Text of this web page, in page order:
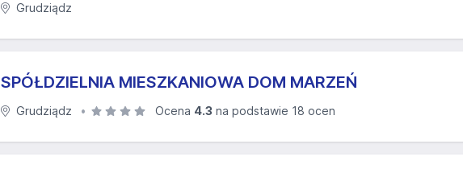
Grudziądz
SPÓŁDZIELNIA MIESZKANIOWA DOM MARZEŃ
Grudziądz Ocena 4.3 na podstawie 18 ocen